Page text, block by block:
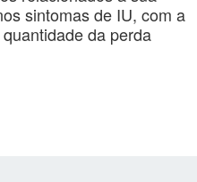
sintomas de IU, com a
da perda